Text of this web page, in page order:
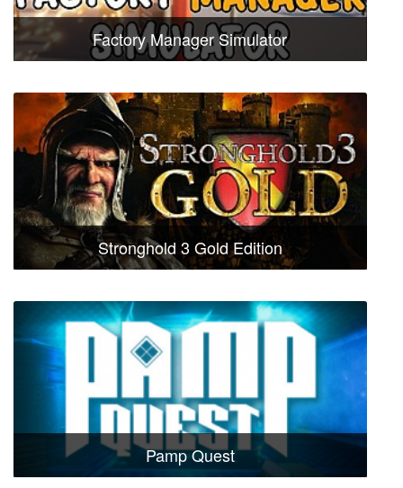
Factory Manager Simulator
Stronghold 3 Gold Edition
Pamp Quest